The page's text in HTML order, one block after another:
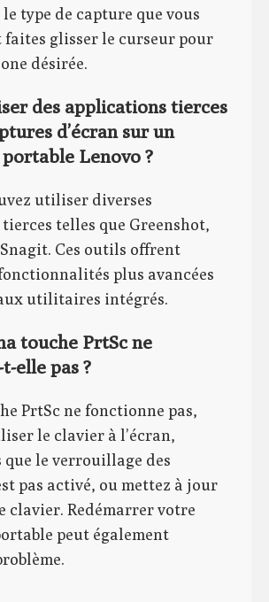
type de capture que vous
faites glisser le curseur pour
désirée.
des applications tierces
d’écran sur un
Lenovo ?
utiliser diverses
telles que Greenshot,
Ces outils offrent
plus avancées
utilitaires intégrés.
touche PrtSc ne
elle pas ?
PrtSc ne fonctionne pas,
le clavier à l’écran,
que le verrouillage des
pas activé, ou mettez à jour
clavier. Redémarrer votre
peut également